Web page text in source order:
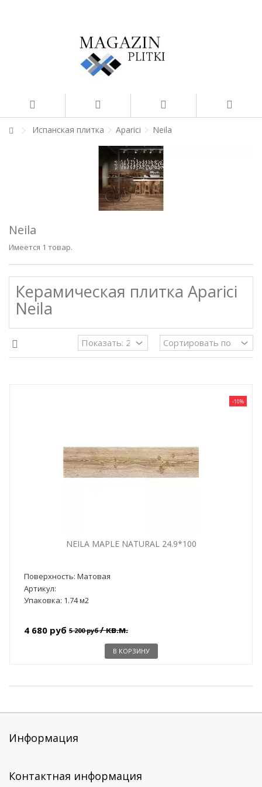
Испанская плитка Aparici Neila
Neila
Имеется 1 товар.
Керамическая плитка Aparici
Neila
-10%
NEILA MAPLE NATURAL 24.9*100
Поверхность: Матовая
Артикул:
Упаковка: 1.74 м2
4 680 руб 5 200 руб/ кв.м.
В КОРЗИНУ
Информация
Контактная информация